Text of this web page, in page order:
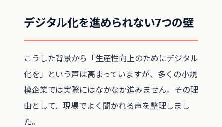
デジタル化を進められない7つの壁
こうした背景から「生産性向上のためにデジタル
化を」という声は高まっていますが、多くの小規
模企業では実際にはなかなか進みません。その理
由として、現場でよく聞かれる声を整理しまし
た。